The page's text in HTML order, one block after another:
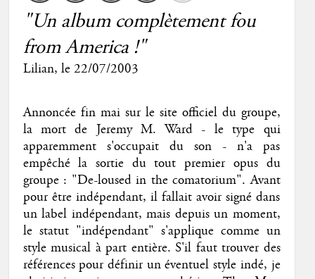
"Un album complètement fou
from America !"
Lilian, le 22/07/2003
Annoncée fin mai sur le site officiel du groupe,
la mort de Jeremy M. Ward - le type qui
apparemment s'occupait du son - n'a pas
empêché la sortie du tout premier opus du
groupe : "De-loused in the comatorium". Avant
pour être indépendant, il fallait avoir signé dans
un label indépendant, mais depuis un moment,
le statut "indépendant" s'applique comme un
style musical à part entière. S'il faut trouver des
références pour définir un éventuel style indé, je